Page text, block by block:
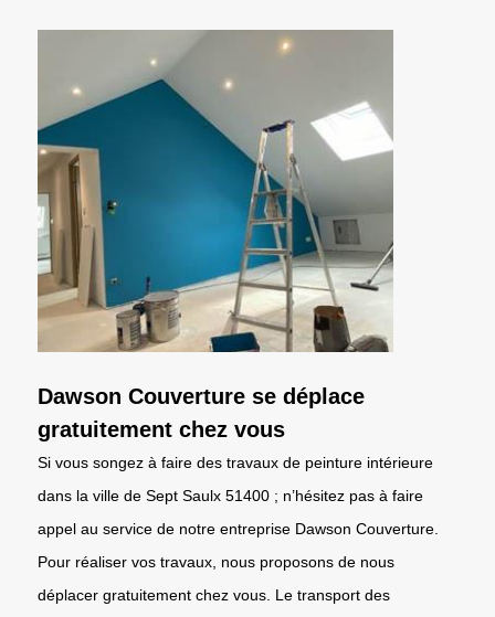
Dawson Couverture se déplace
gratuitement chez vous
Si vous songez à faire des travaux de peinture intérieure
dans la ville de Sept Saulx 51400 ; n’hésitez pas à faire
appel au service de notre entreprise Dawson Couverture.
Pour réaliser vos travaux, nous proposons de nous
déplacer gratuitement chez vous. Le transport des